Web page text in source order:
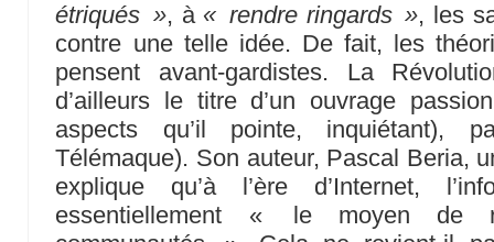
étriqués », à « rendre ringards », les
contre une telle idée. De fait, les
pensent avant-gardistes. La
d’ailleurs le titre d’un ouvrage
aspects qu’il pointe, inquiétant),
Télémaque). Son auteur, Pascal Beria,
explique qu’à l’ère d’Internet,
essentiellement « le moyen de